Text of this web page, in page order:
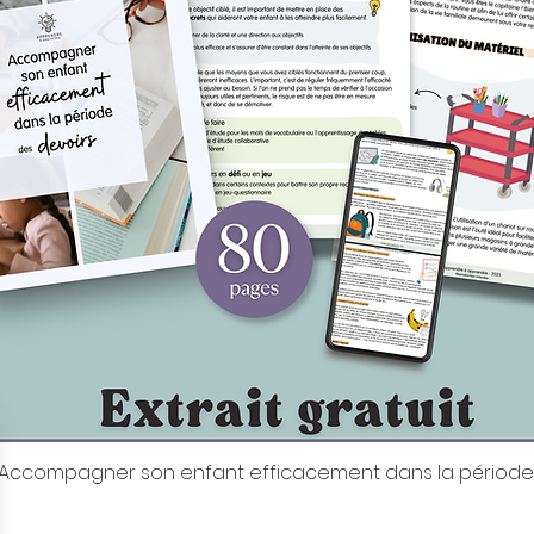
Aperçu rapide
son enfant efficacement dans la